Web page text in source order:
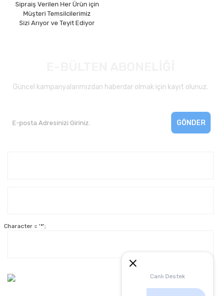
Canlı Destek
Sipraiş Verilen Her Ürün için
Müşteri Temsilcilerimiz
Sizi Arıyor ve Teyit Ediyor
Güncel kampanyalarımızdan haberdar olmak için kayıt olunuz.
GÖNDER
Character = '*';